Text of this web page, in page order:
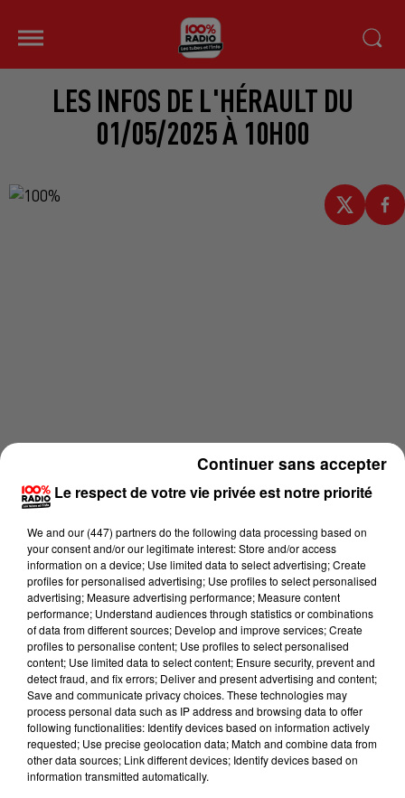
LES INFOS DE L'HÉRAULT DU
01/05/2025 À 10H00
Lecture (2 min 16 sec)
100%
100% Radio les infos de l'Hérault
Le respect de votre vie privée est notre priorité
We and our (447) partnersdo the following data processing based on
your consent and/or our legitimate interest: Store and/or access
information on a device; Use limited data to select advertising; Create
profiles for personalised advertising; Use profiles to select personalised
advertising; Measure advertising performance; Measure content
performance; Understand audiences through statistics or combinations
of data from different sources; Develop and improve services; Create
profiles to personalise content; Use profiles to select personalised
content; Use limited data to select content; Ensure security, prevent and
detect fraud, and fix errors; Deliver and present advertising and content;
Save and communicate privacy choices. These technologies may
process personal data such as IP address and browsing data to offer
following functionalities: Identify devices based on information actively
requested; Use precise geolocation data; Match and combine data from
other data sources; Link different devices; Identify devices based on
information transmitted automatically.
Continuer sans accepter